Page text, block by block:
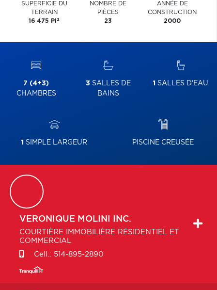
SUPERFICIE DU
TERRAIN
16 475 PI 2
NOMBRE DE
PIÈCES
23
ANNÉE DE
CONSTRUCTION
2000
7 (4+3)
CHAMBRES
3 SALLES DE
BAINS
1 SALLES D'EAU
1 SIMPLE LARGEUR PISCINE CREUSÉE
VERONIQUE MOLINI INC.
COURTIÈRE IMMOBILIÈRE RÉSIDENTIEL ET
COMMERCIAL
Cell.: 514-895-2890